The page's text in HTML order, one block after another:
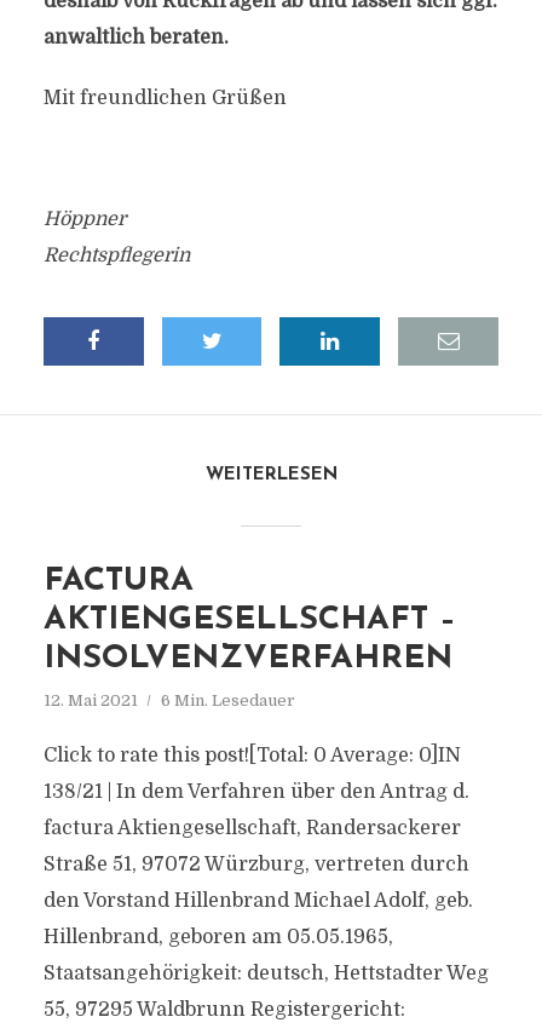
anwaltlich beraten.
Mit freundlichen Grüßen
Höppner
Rechtspflegerin
WEITERLESEN
FACTURA
AKTIENGESELLSCHAFT –
INSOLVENZVERFAHREN
12. Mai 2021 6 Min. Lesedauer
Click to rate this post![Total: 0 Average: 0]IN
138/21 | In dem Verfahren über den Antrag d.
factura Aktiengesellschaft, Randersackerer
Straße 51, 97072 Würzburg, vertreten durch
den Vorstand Hillenbrand Michael Adolf, geb.
Hillenbrand, geboren am 05.05.1965,
Staatsangehörigkeit: deutsch, Hettstadter Weg
55, 97295 Waldbrunn Registergericht: